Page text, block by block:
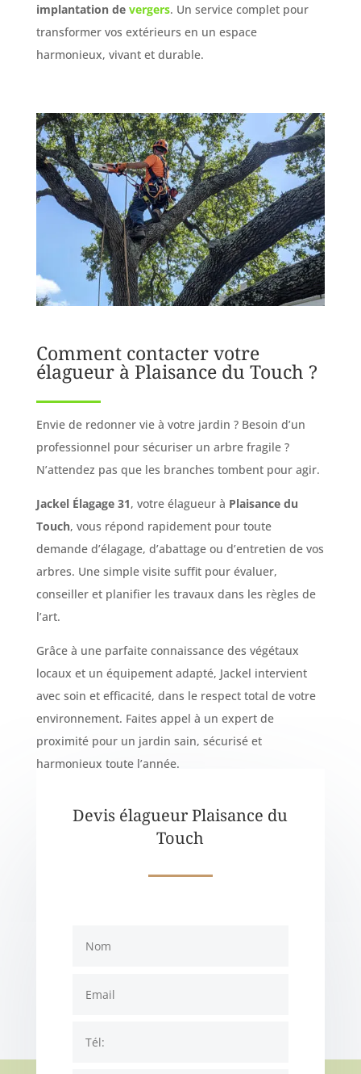
implantation de vergers. Un service complet pour
transformer vos extérieurs en un espace
harmonieux, vivant et durable.
Comment contacter votre
élagueur à Plaisance du Touch ?
Envie de redonner vie à votre jardin ? Besoin d’un
professionnel pour sécuriser un arbre fragile ?
N’attendez pas que les branches tombent pour agir.
Jackel Élagage 31, votre élagueur à Plaisance du
Touch, vous répond rapidement pour toute
demande d’élagage, d’abattage ou d’entretien de vos
arbres. Une simple visite suffit pour évaluer,
conseiller et planifier les travaux dans les règles de
l’art.
Grâce à une parfaite connaissance des végétaux
locaux et un équipement adapté, Jackel intervient
avec soin et efficacité, dans le respect total de votre
environnement. Faites appel à un expert de
proximité pour un jardin sain, sécurisé et
harmonieux toute l’année.
Devis élagueur Plaisance du
Touch